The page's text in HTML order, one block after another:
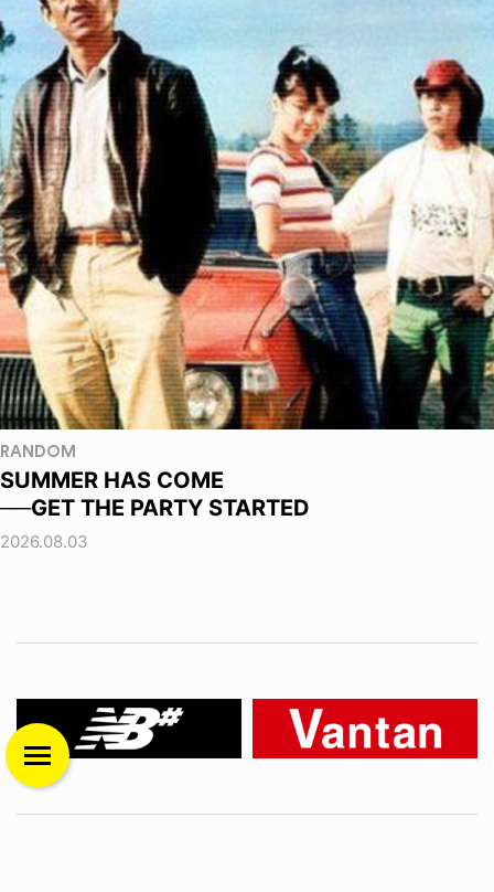
RANDOM
SUMMER HAS COME
──GET THE PARTY STARTED
2026.08.03